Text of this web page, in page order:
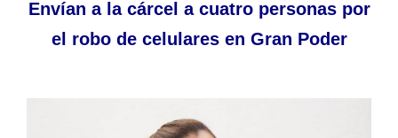
Envían a la cárcel a cuatro personas por
el robo de celulares en Gran Poder